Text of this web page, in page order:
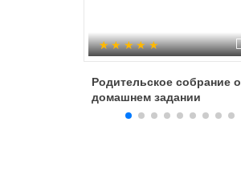
Родительское собрание о
домашнем задании